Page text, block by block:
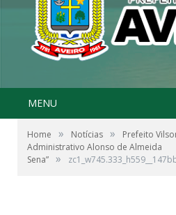
MENU
Home » Notícias »
Prefeito
Administrativo Alonso de Almeida
Sena” »